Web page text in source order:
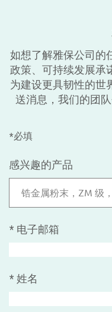
如想了解雅保公司的
政策、可持续发展承
为建设更具韧性的世
送消息，我们的团
*必填
感兴趣的产品
锆金属粉末，ZM 级
* 电子邮箱
* 姓名